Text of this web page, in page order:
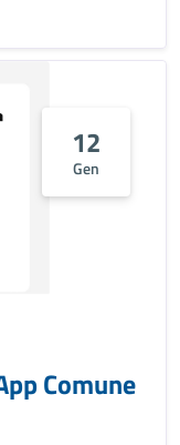
12
Gen
Comune